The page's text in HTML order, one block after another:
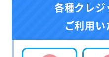
各種クレジ
ご利用